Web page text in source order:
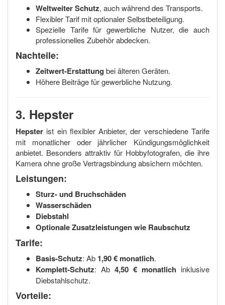
Weltweiter Schutz, auch während des Transports.
Flexibler Tarif mit optionaler Selbstbeteiligung.
Spezielle Tarife für gewerbliche Nutzer, die auch
professionelles Zubehör abdecken.
Nachteile:
Zeitwert-Erstattung bei älteren Geräten.
Höhere Beiträge für gewerbliche Nutzung.
3. Hepster
Hepster ist ein flexibler Anbieter, der verschiedene Tarife
mit monatlicher oder jährlicher Kündigungsmöglichkeit
anbietet. Besonders attraktiv für Hobbyfotografen, die ihre
Kamera ohne große Vertragsbindung absichern möchten.
Leistungen:
Sturz- und Bruchschäden
Wasserschäden
Diebstahl
Optionale Zusatzleistungen wie Raubschutz
Tarife:
Basis-Schutz: Ab 1,90 € monatlich.
Komplett-Schutz: Ab 4,50 € monatlich inklusive
Diebstahlschutz.
Vorteile: